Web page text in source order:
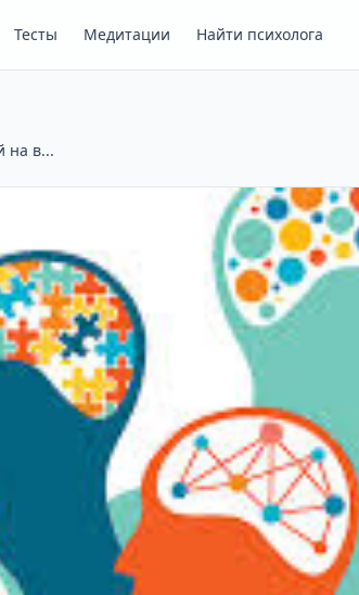
Тесты Медитации Найти психолога
на в...